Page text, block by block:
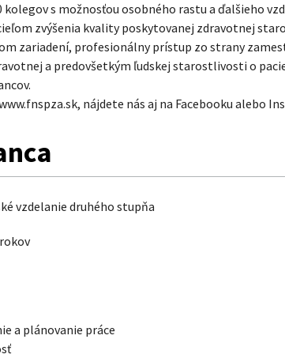
kolegov s možnosťou osobného rastu a ďalšieho
zvýšenia kvality poskytovanej zdravotnej
zariadení, profesionálny prístup zo strany
a predovšetkým ľudskej starostlivosti o
nájdete nás aj na Facebooku alebo
vzdelanie druhého stupňa
a plánovanie práce